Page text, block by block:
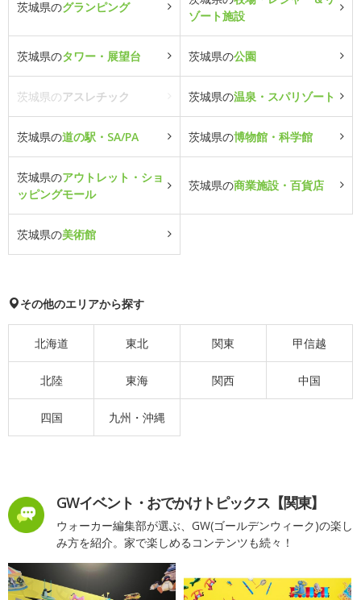
茨城県のグランピング
ゾート施設
茨城県のタワー・展望台 茨城県の公園
茨城県のアスレチック 茨城県の温泉・スパリゾート
茨城県の道の駅・SA/PA 茨城県の博物館・科学館
茨城県のアウトレット・ショ
ッピングモール
茨城県の商業施設・百貨店
茨城県の美術館
その他のエリアから探す
北海道 東北 関東 甲信越
北陸 東海 関西 中国
四国 九州・沖縄
GWイベント・おでかけトピックス【関東】
ウォーカー編集部が選ぶ、GW(ゴールデンウィーク)の楽し
み方を紹介。家で楽しめるコンテンツも続々！